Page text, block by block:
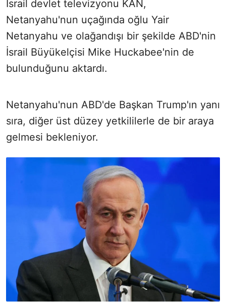
İsrail devlet televizyonu KAN,
Netanyahu'nun uçağında oğlu Yair
Netanyahu ve olağandışı bir şekilde ABD'nin
İsrail Büyükelçisi Mike Huckabee'nin de
bulunduğunu aktardı.
Netanyahu'nun ABD'de Başkan Trump'ın yanı
sıra, diğer üst düzey yetkililerle de bir araya
gelmesi bekleniyor.